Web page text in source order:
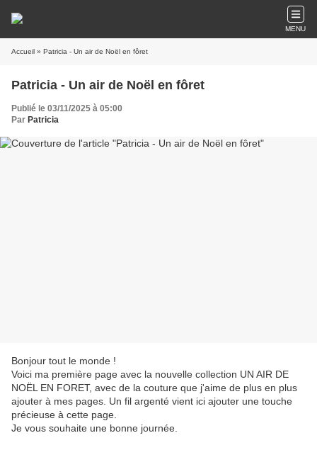
MENU
Accueil » Patricia - Un air de Noël en fôret
Patricia - Un air de Noël en fôret
Publié le 03/11/2025 à 05:00
Par Patricia
Bonjour tout le monde !
Voici ma première page avec la nouvelle collection UN AIR DE
NOËL EN FORET, avec de la couture que j'aime de plus en plus
ajouter à mes pages. Un fil argenté vient ici ajouter une touche
précieuse à cette page.
Je vous souhaite une bonne journée.